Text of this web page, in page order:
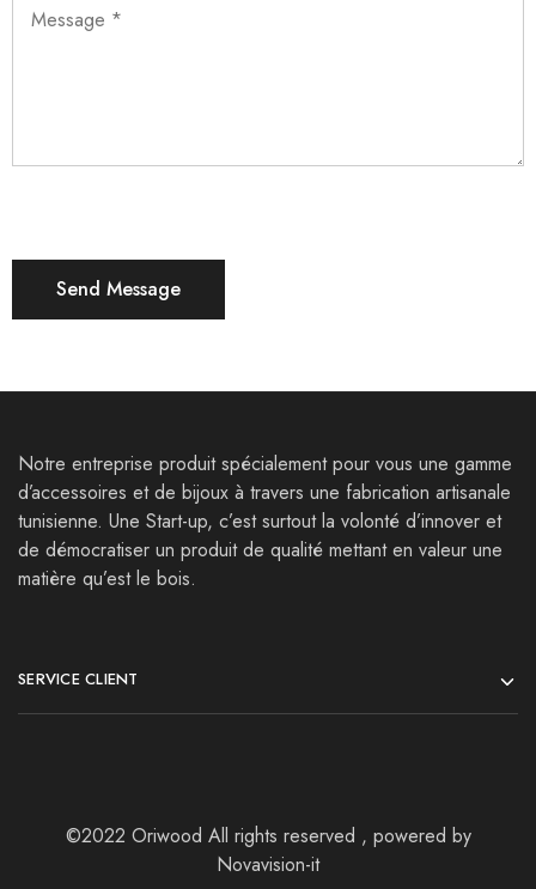
Notre entreprise produit spécialement pour vous une gamme
d’accessoires et de bijoux à travers une fabrication artisanale
tunisienne. Une Start-up, c’est surtout la volonté d’innover et
de démocratiser un produit de qualité mettant en valeur une
matière qu’est le bois.
SERVICE CLIENT
©2022 Oriwood All rights reserved , powered by
Novavision-it